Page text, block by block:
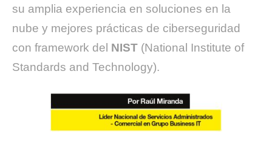
su amplia experiencia en soluciones en la
nube y mejores prácticas de ciberseguridad
con framework del NIST (National Institute of
Standards and Technology).